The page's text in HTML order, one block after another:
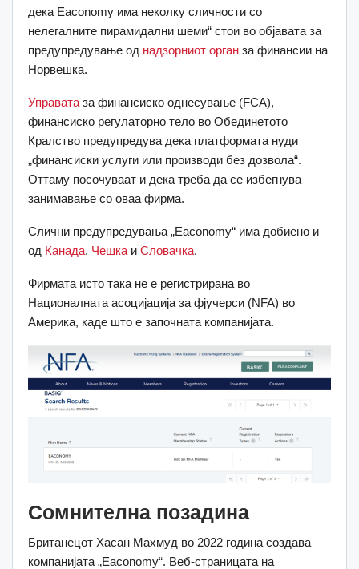
дека Eaconomy има неколку сличности со
нелегалните пирамидални шеми“ стои во објавата за
предупредување од надзорниот орган за финансии на
Норвешка.
Управата за финансиско однесување (FCA),
финансиско регулаторно тело во Обединетото
Кралство предупредува дека платформата нуди
„финансиски услуги или производи без дозвола“.
Оттаму посочуваат и дека треба да се избегнува
занимавање со оваа фирма.
Слични предупредувања „Eaconomy“ има добиено и
од Канада, Чешка и Словачка.
Фирмата исто така не е регистрирана во
Националната асоцијација за фјучерси (NFA) во
Америка, каде што е започната компанијата.
Сомнителна позадина
Британецот Хасан Махмуд во 2022 година создава
компанијата „Eaconomy“. Веб-страницата на